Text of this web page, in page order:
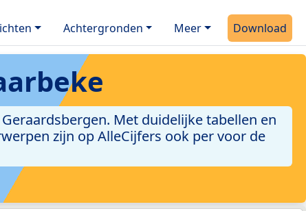
Achtergronden Meer Download
Met duidelijke tabellen en
zijn op AlleCijfers ook per voor de